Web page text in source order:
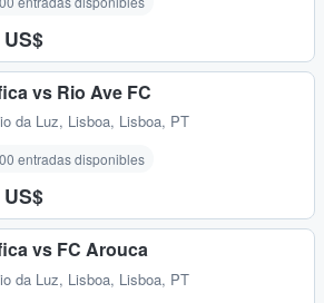
vs Rio Ave FC
da Luz, Lisboa, Lisboa, PT
entradas disponibles
vs FC Arouca
da Luz, Lisboa, Lisboa, PT